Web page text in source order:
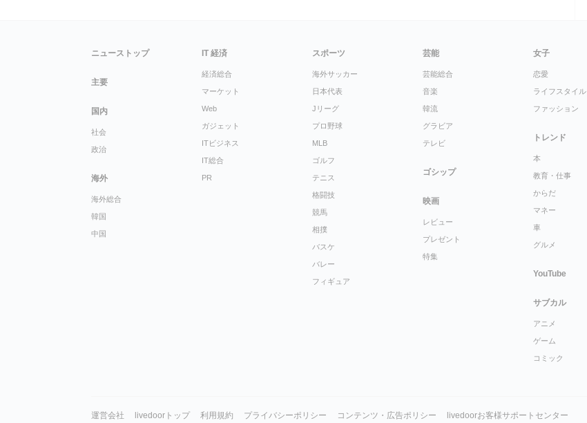
ニューストップ
主要
国内
社会
政治
海外
海外総合
韓国
中国
IT 経済
経済総合
マーケット
Web
ガジェット
ITビジネス
IT総合
PR
スポーツ
海外サッカー
日本代表
Jリーグ
プロ野球
MLB
ゴルフ
テニス
格闘技
競馬
相撲
バスケ
バレー
フィギュア
芸能
芸能総合
音楽
韓流
グラビア
テレビ
ゴシップ
映画
レビュー
プレゼント
特集
女子
恋愛
ライフスタイル
ファッション
トレンド
本
教育・仕事
からだ
マネー
車
グルメ
YouTube
サブカル
アニメ
ゲーム
コミック
運営会社 livedoorトップ 利用規約 プライバシーポリシー コンテンツ・広告ポリシー livedoorお客様サポートセンター